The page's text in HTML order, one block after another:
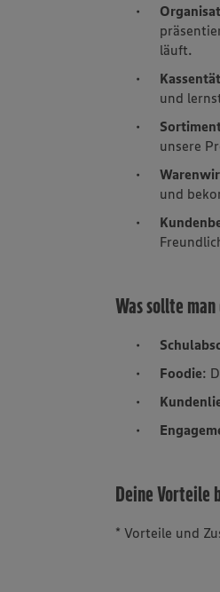
läuft.
und
unsere
und
Was sollte
Foodie:
Deine Vorteile
* Vorteile und